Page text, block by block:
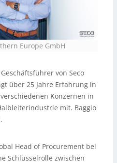
Europe GmbH
von Seco
über 25 Jahre Erfahrung in
Konzernen in
mit. Baggio
Head of Procurement bei
Schlüsselrolle zwischen